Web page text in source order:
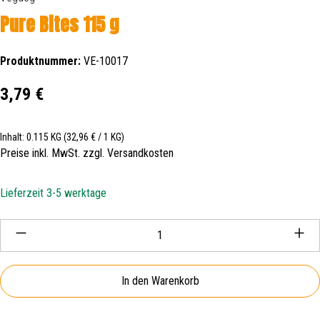
Pure Bites 115 g
Produktnummer: VE-10017
Regulärer Preis:
3,79 €
Inhalt: 0.115 KG (32,96 € / 1 KG)
Preise inkl. MwSt. zzgl. Versandkosten
Lieferzeit 3-5 werktage
Produkt Anzahl: Gib den gewünschten Wert ein oder
In den Warenkorb